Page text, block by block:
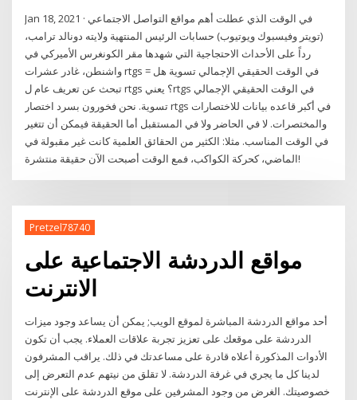
Jan 18, 2021 · في الوقت الذي عطلت أهم مواقع التواصل الاجتماعي
(تويتر وفيسبوك ويوتيوب) حسابات الرئيس المنتهية ولايته دونالد ترامب،
رداً على الأحداث الاحتجاجية التي شهدها مقر الكونغرس الأميركي في
واشنطن، غادر عشرات rtgs = في الوقت الحقيقي الإجمالي تسوية هل
تبحث عن تعريف عام ل rtgs ؟ يعنيrtgs في الوقت الحقيقي الإجمالي
تسوية. نحن فخورون بسرد اختصار rtgs في أكبر قاعده بيانات للاختصارات
والمختصرات. لا في الحاضر ولا في المستقبل أما الحقيقة فيمكن أن تتغير
في الوقت المناسب. مثلا: الكثير من الحقائق العلمية كانت غير مقبولة في
الماضي، كحركة الكواكب، فمع الوقت أصبحت الآن حقيقة منتشرة!
Pretzel78740
مواقع الدردشة الاجتماعية على
الانترنت
أحد مواقع الدردشة المباشرة لموقع الويب; يمكن أن يساعد وجود ميزات
الدردشة على موقعك على تعزيز تجربة علاقات العملاء. يجب أن تكون
الأدوات المذكورة أعلاه قادرة على مساعدتك في ذلك. يراقب المشرفون
لدينا كل ما يجري في غرفة الدردشة. لا تقلق من نيتهم عدم التعرض إلى
خصوصيتك. الغرض من وجود المشرفين على موقع الدردشة على الإنترنت